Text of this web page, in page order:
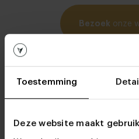
Toestemming
Deze website maakt
Bezoek onze